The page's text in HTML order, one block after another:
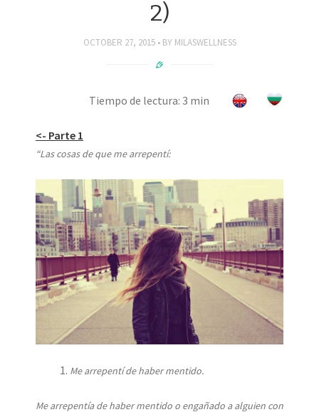
2)
OCTOBER 27, 2015 BY MILASWELLNESS
Tiempo de lectura: 3 min
<- Parte 1
“Las cosas de que me arrepentí:
Me arrepentí de haber mentido.
Me arrepentía de haber mentido o engañado a alguien con